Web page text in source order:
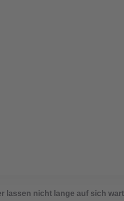
lassen nicht lange auf sich